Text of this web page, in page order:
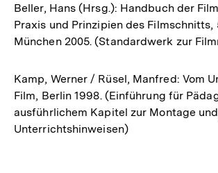
Beller, Hans (Hrsg.): Handbuch der
Praxis und Prinzipien des Filmschnitts,
München 2005. (Standardwerk zur
Kamp, Werner / Rüsel, Manfred: Vom
Film, Berlin 1998. (Einführung für
ausführlichem Kapitel zur Montage
Unterrichtshinweisen)